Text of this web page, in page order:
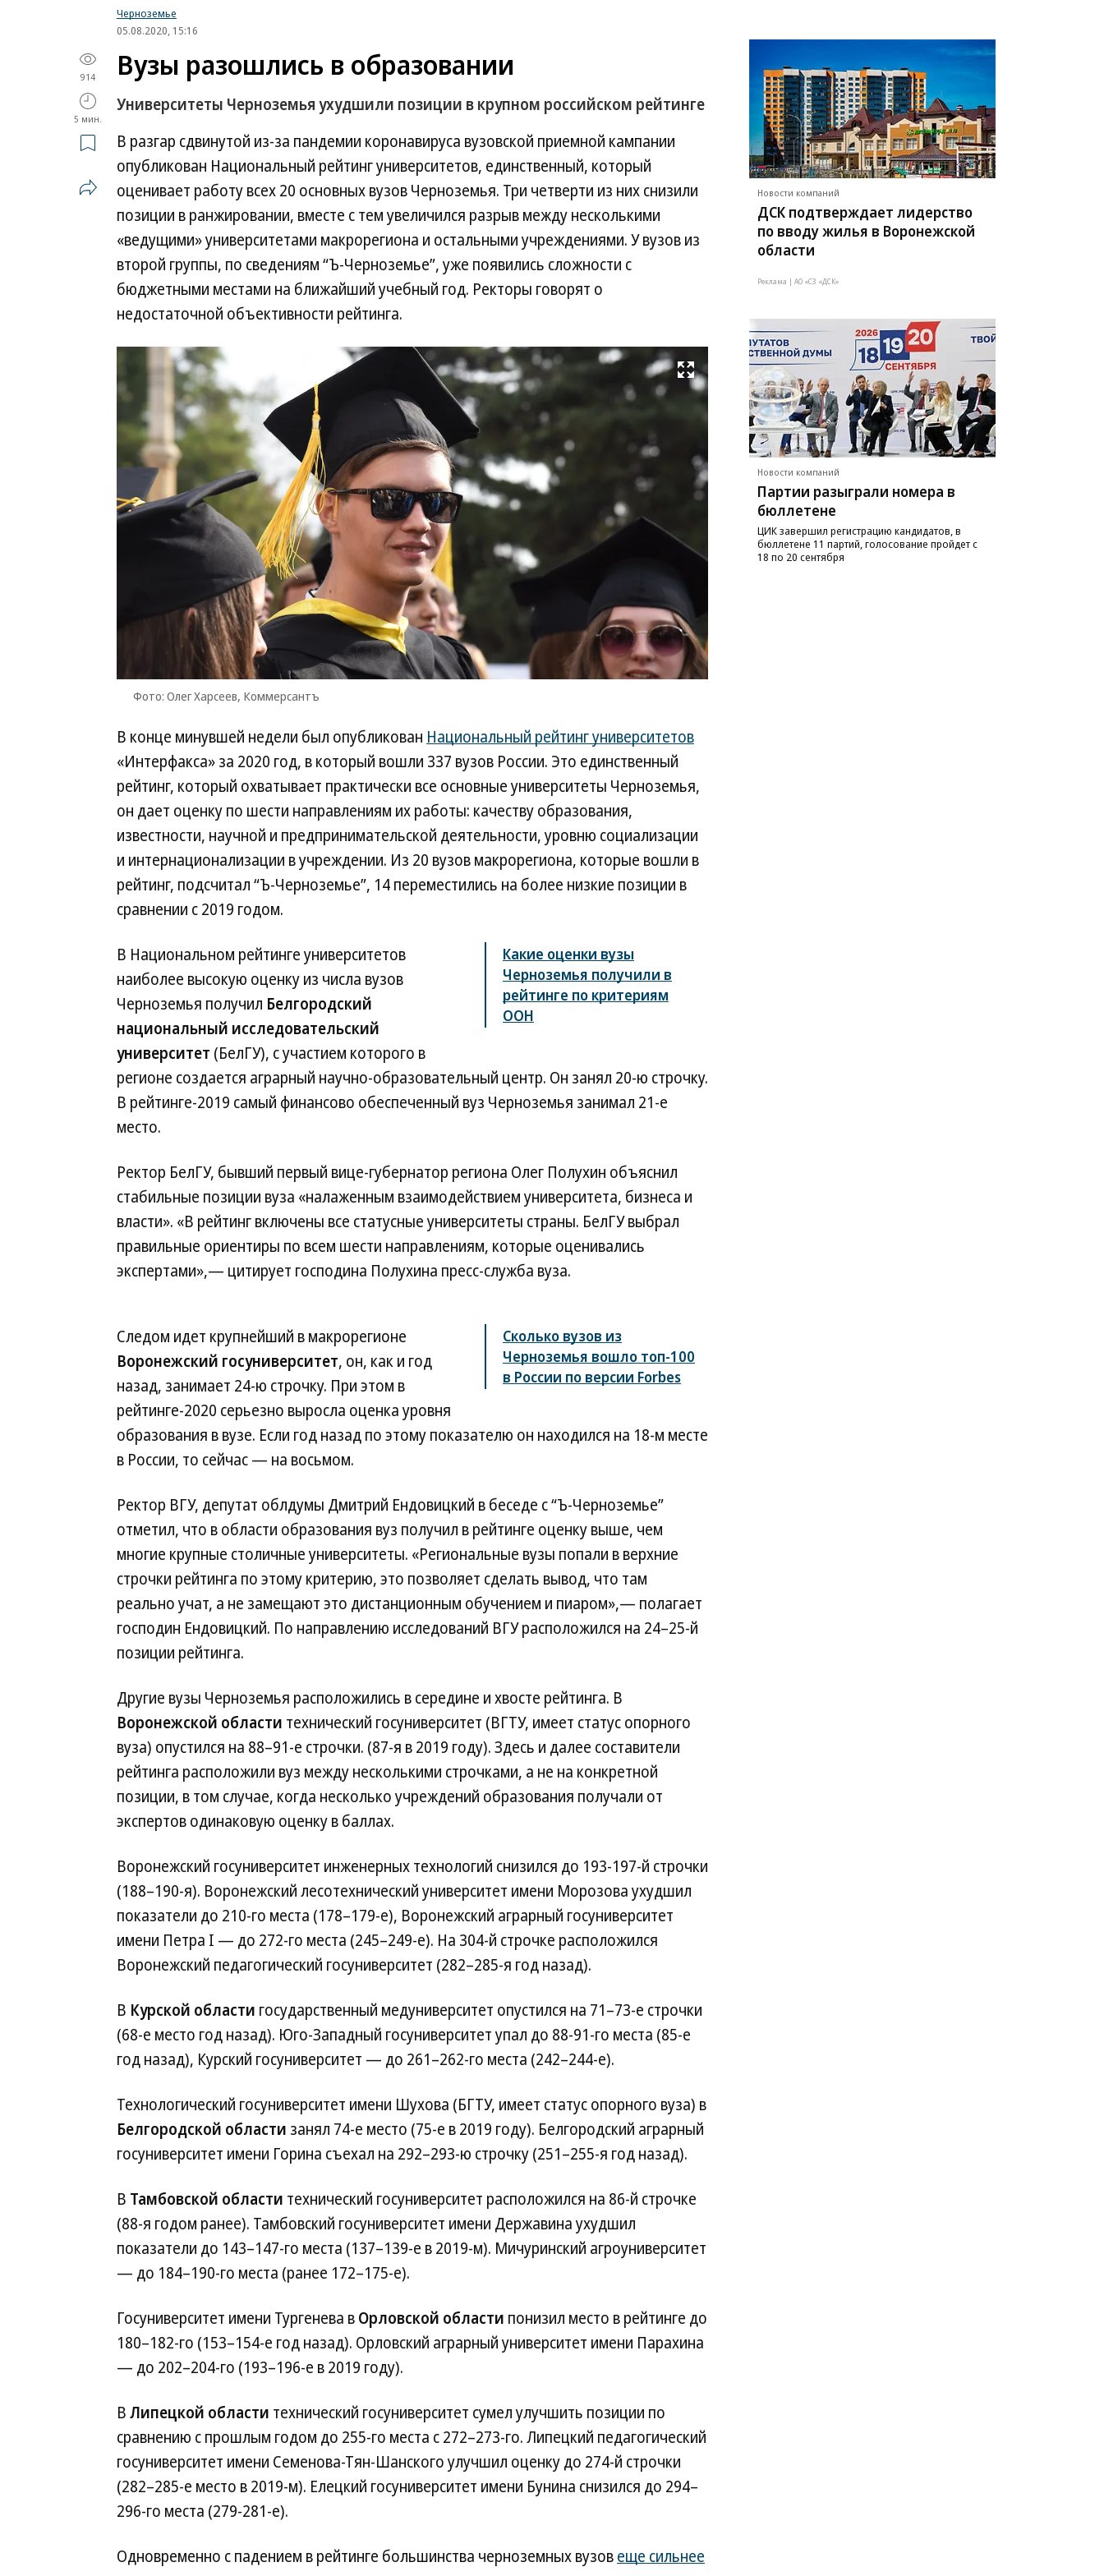
Черноземье
05.08.2020, 15:16
914
5 мин.
Вузы разошлись в образовании
Университеты Черноземья ухудшили позиции в крупном российском рейтинге
В разгар сдвинутой из-за пандемии коронавируса вузовской приемной кампании
опубликован Национальный рейтинг университетов, единственный, который
оценивает работу всех 20 основных вузов Черноземья. Три четверти из них снизили
позиции в ранжировании, вместе с тем увеличился разрыв между несколькими
«ведущими» университетами макрорегиона и остальными учреждениями. У вузов из
второй группы, по сведениям “Ъ-Черноземье”, уже появились сложности с
бюджетными местами на ближайший учебный год. Ректоры говорят о
недостаточной объективности рейтинга.
Развернуть на весь экран
Фото: Олег Харсеев, Коммерсантъ
Фото:
Харсеев,
Коммерсантъ
В конце минувшей недели был опубликован Национальный рейтинг университетов
«Интерфакса» за 2020 год, в который вошли 337 вузов России. Это единственный
рейтинг, который охватывает практически все основные университеты Черноземья,
он дает оценку по шести направлениям их работы: качеству образования,
известности, научной и предпринимательской деятельности, уровню социализации
и интернационализации в учреждении. Из 20 вузов макрорегиона, которые вошли в
рейтинг, подсчитал “Ъ-Черноземье”, 14 переместились на более низкие позиции в
сравнении с 2019 годом.
Какие оценки вузы
Черноземья получили в
рейтинге по критериям
ООН
В Национальном рейтинге университетов
наиболее высокую оценку из числа вузов
Черноземья получил Белгородский
национальный исследовательский
университет (БелГУ), с участием которого в
регионе создается аграрный научно-образовательный центр. Он занял 20-ю строчку.
В рейтинге-2019 самый финансово обеспеченный вуз Черноземья занимал 21-е
место.
Ректор БелГУ, бывший первый вице-губернатор региона Олег Полухин объяснил
стабильные позиции вуза «налаженным взаимодействием университета, бизнеса и
власти». «В рейтинг включены все статусные университеты страны. БелГУ выбрал
правильные ориентиры по всем шести направлениям, которые оценивались
экспертами»,— цитирует господина Полухина пресс-служба вуза.
Сколько вузов из
Черноземья вошло топ-100
в России по версии Forbes
Следом идет крупнейший в макрорегионе
Воронежский госуниверситет, он, как и год
назад, занимает 24-ю строчку. При этом в
рейтинге-2020 серьезно выросла оценка уровня
образования в вузе. Если год назад по этому показателю он находился на 18-м месте
в России, то сейчас — на восьмом.
Ректор ВГУ, депутат облдумы Дмитрий Ендовицкий в беседе с “Ъ-Черноземье”
отметил, что в области образования вуз получил в рейтинге оценку выше, чем
многие крупные столичные университеты. «Региональные вузы попали в верхние
строчки рейтинга по этому критерию, это позволяет сделать вывод, что там
реально учат, а не замещают это дистанционным обучением и пиаром»,— полагает
господин Ендовицкий. По направлению исследований ВГУ расположился на 24–25-й
позиции рейтинга.
Другие вузы Черноземья расположились в середине и хвосте рейтинга. В
Воронежской области технический госуниверситет (ВГТУ, имеет статус опорного
вуза) опустился на 88–91-е строчки. (87-я в 2019 году). Здесь и далее составители
рейтинга расположили вуз между несколькими строчками, а не на конкретной
позиции, в том случае, когда несколько учреждений образования получали от
экспертов одинаковую оценку в баллах.
Воронежский госуниверситет инженерных технологий снизился до 193-197-й строчки
(188–190-я). Воронежский лесотехнический университет имени Морозова ухудшил
показатели до 210-го места (178–179-е), Воронежский аграрный госуниверситет
имени Петра I — до 272-го места (245–249-е). На 304-й строчке расположился
Воронежский педагогический госуниверситет (282–285-я год назад).
В Курской области государственный медуниверситет опустился на 71–73-е строчки
(68-е место год назад). Юго-Западный госуниверситет упал до 88-91-го места (85-е
год назад), Курский госуниверситет — до 261–262-го места (242–244-е).
Технологический госуниверситет имени Шухова (БГТУ, имеет статус опорного вуза) в
Белгородской области занял 74-е место (75-е в 2019 году). Белгородский аграрный
госуниверситет имени Горина съехал на 292–293-ю строчку (251–255-я год назад).
В Тамбовской области технический госуниверситет расположился на 86-й строчке
(88-я годом ранее). Тамбовский госуниверситет имени Державина ухудшил
показатели до 143–147-го места (137–139-е в 2019-м). Мичуринский агроуниверситет
— до 184–190-го места (ранее 172–175-е).
Госуниверситет имени Тургенева вОрловской области понизил место в рейтинге до
180–182-го (153–154-е год назад). Орловский аграрный университет имени Парахина
— до 202–204-го (193–196-е в 2019 году).
ВЛипецкой области технический госуниверситет сумел улучшить позиции по
сравнению с прошлым годом до 255-го места с 272–273-го. Липецкий педагогический
госуниверситет имени Семенова-Тян-Шанского улучшил оценку до 274-й строчки
(282–285-е место в 2019-м). Елецкий госуниверситет имени Бунина снизился до 294–
296-го места (279-281-е).
Одновременно с падением в рейтинге большинства черноземных вузовеще сильнее
Новости компаний
ДСК подтверждает лидерство
по вводу жилья в Воронежской
области
Реклама | АО «СЗ «ДСК»
Новости компаний
Партии разыграли номера в
бюллетене
ЦИК завершил регистрацию кандидатов, в
бюллетене 11 партий, голосование пройдет с
18 по 20 сентября